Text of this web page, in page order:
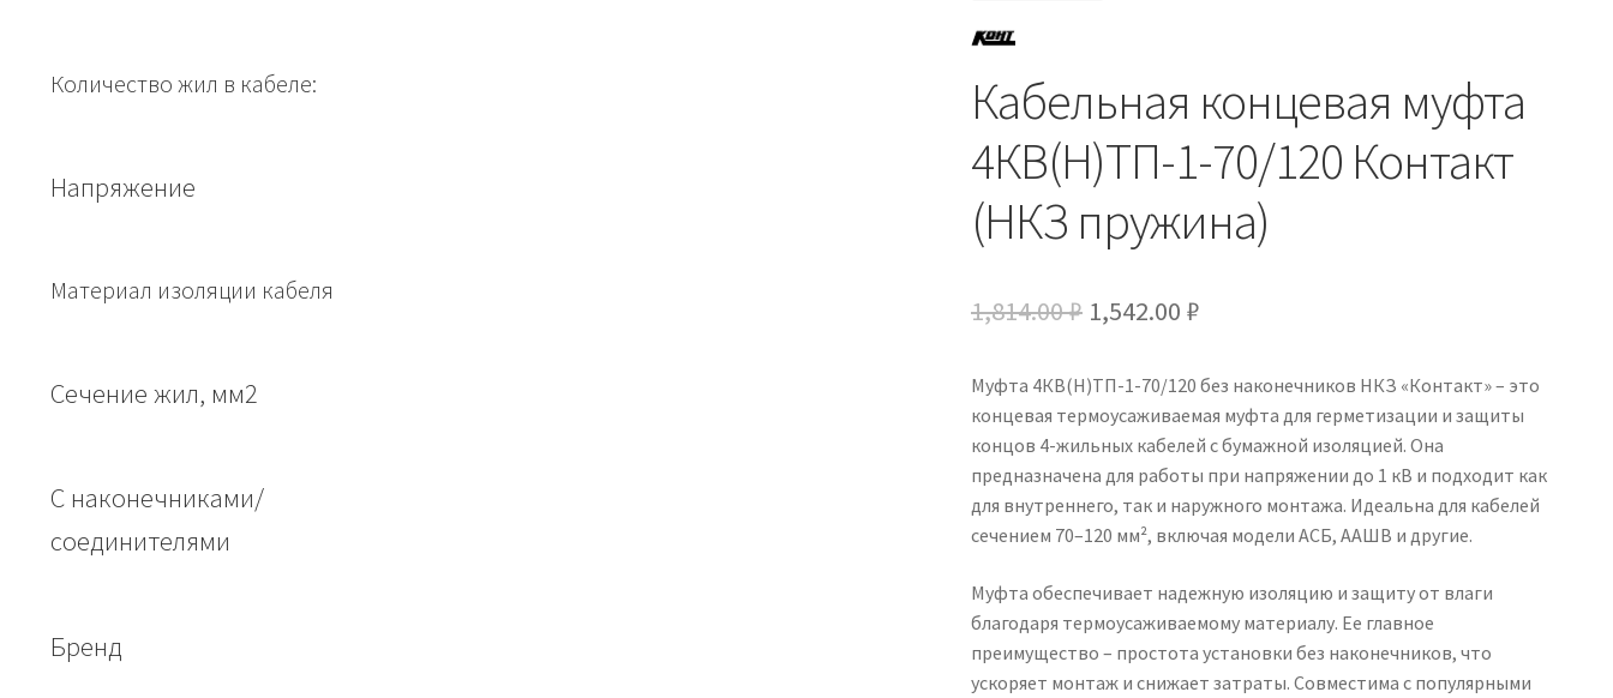
Кабельная концевая муфта
4КВ(Н)ТП-1-70/120 Контакт
(НКЗ пружина)
1,814.00₽ Первоначальная
составляла
1,814.00 ₽.
1,542.00 ₽
1,542.00 ₽.
Муфта 4КВ(Н)ТП-1-70/120 без наконечников НКЗ «Контакт» – это
концевая термоусаживаемая муфта для герметизации и защиты
концов 4-жильных кабелей с бумажной изоляцией. Она
предназначена для работы при напряжении до 1 кВ и подходит как
для внутреннего, так и наружного монтажа. Идеальна для кабелей
сечением 70–120 мм², включая модели АСБ, ААШВ и другие.
Муфта обеспечивает надежную изоляцию и защиту от влаги
благодаря термоусаживаемому материалу. Ее главное
преимущество – простота установки без наконечников, что
ускоряет монтаж и снижает затраты. Совместима с популярными
Количество жил в кабеле:
Напряжение
Материал изоляции кабеля
Сечение жил, мм2
С наконечниками/
соединителями
Бренд